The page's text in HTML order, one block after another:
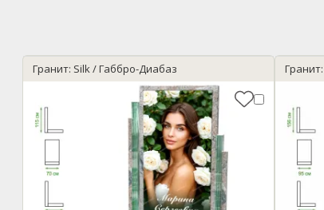
Гранит: Silk / Габбро-Диабаз